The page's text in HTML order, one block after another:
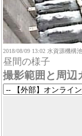
2018/08/09 13:02 水資源機構
昼間の様子
撮影範囲と周辺